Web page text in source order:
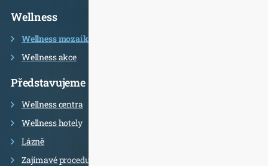
Informace
Wellness
Wellness mozaika
Wellness akce
Představujeme
Wellness centra
Wellness hotely
Lázně
Zajímavé procedury